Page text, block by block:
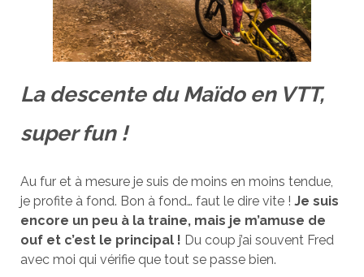
La descente du Maïdo en VTT,
super fun !
Au fur et à mesure je suis de moins en moins tendue,
je profite à fond. Bon à fond… faut le dire vite ! Je suis
encore un peu à la traine, mais je m’amuse de
ouf et c’est le principal ! Du coup j’ai souvent Fred
avec moi qui vérifie que tout se passe bien.